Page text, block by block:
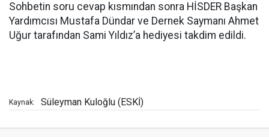
Sohbetin soru cevap kısmından sonra HİSDER Başkan
Yardımcısı Mustafa Dündar ve Dernek Saymanı Ahmet
Uğur tarafından Sami Yıldız’a hediyesi takdim edildi.
Kaynak: Süleyman Kuloğlu (ESKİ)